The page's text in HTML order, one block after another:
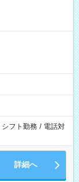
シフト勤務 / 電話対
詳細へ